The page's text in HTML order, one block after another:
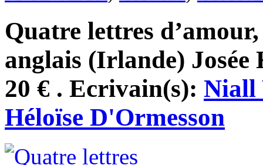
Quatre lettres
anglais (Irlande) Josée
20 € . Ecrivain(s): Niall
Héloïse D'Ormesson